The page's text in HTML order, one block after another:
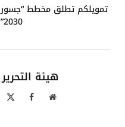
تمويلكم تطلق مخطط “جسور
2030”
هيئة التحرير
موقع فيسبوك